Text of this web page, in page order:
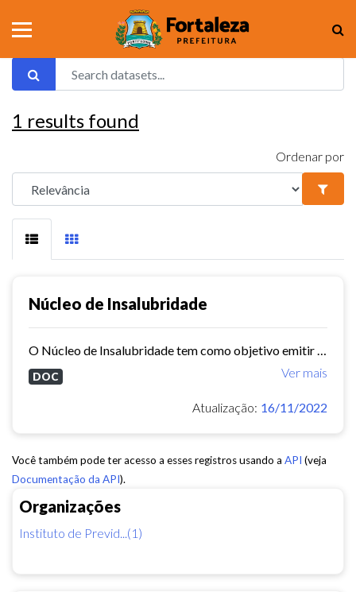
Organizações
Instituto de Previd...(1)
1 results found
Ordenar por
Núcleo de Insalubridade
Ver mais
DOC
Atualização: 16/11/2022
Você também pode ter acesso a esses registros usando a API (veja
Documentação da API).